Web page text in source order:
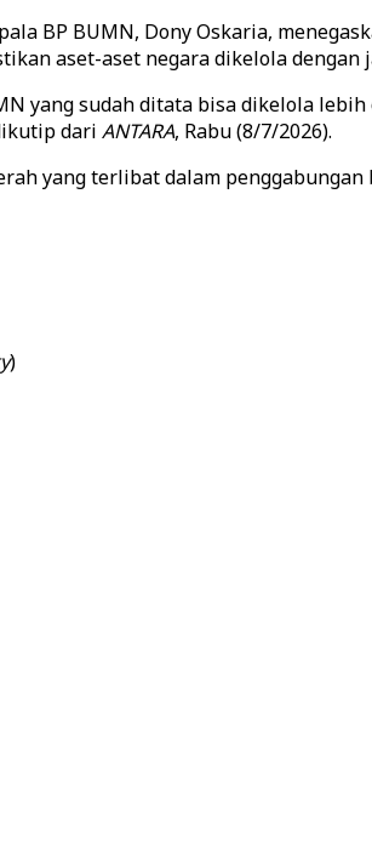
BP BUMN, Dony Oskaria,
aset-aset negara dikelola
yang sudah ditata bisa dikelola
dari ANTARA, Rabu (8/7/2026).
yang terlibat dalam penggabungan
)